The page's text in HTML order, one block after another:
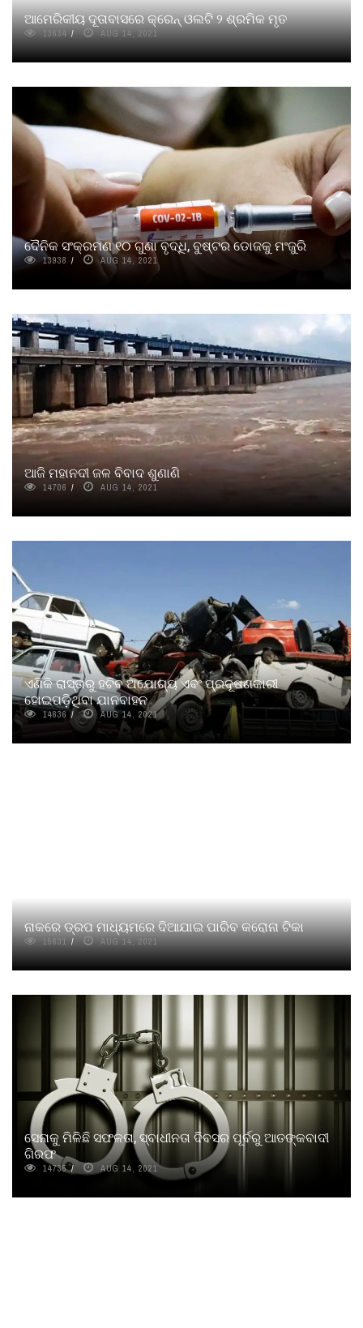
ଆମେରିକୀୟ ଦୂତାବାସରେ କ୍ରେନ୍ ଓଲଟି ୨ ଶ୍ରମିକ ମୃତ
13634 AUG 14, 2021
ଦୈନିକ ସଂକ୍ରମଣ ୧୦ ଗୁଣା ବୃଦ୍ଧି, ବୁଷ୍ଟର ଡୋଜକୁ ମଂଜୁରି
13938 AUG 14, 2021
ଆଜି ମହାନଦୀ ଜଳ ବିବାଦ ଶୁଣାଣି
14706 AUG 14, 2021
ଏଣିକି ରାସ୍ତାରୁ ହଟିବ ଅଯୋଗ୍ୟ ଏବଂ ପ୍ରଦୂଷଣକାରୀ
ହୋଇପଡ଼ିଥିବା ଯାନବାହନ
14636 AUG 14, 2021
ନାକରେ ଡ୍ରପ ମାଧ୍ୟମରେ ଦିଆଯାଇ ପାରିବ କରୋନା ଟିକା
15631 AUG 14, 2021
ସେନାକୁ ମିଳିଛି ସଫଳତା, ସ୍ବାଧୀନତା ଦିବସର ପୂର୍ବରୁ ଆତଙ୍କବାଦୀ
ଗିରଫ
14735 AUG 14, 2021